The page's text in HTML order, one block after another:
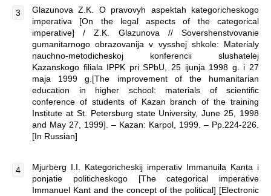
Glazunova Z.K. O pravovyh aspektah kategoricheskogo
imperativa [On the legal aspects of the categorical
imperative] / Z.K. Glazunova // Sovershenstvovanie
gumanitarnogo obrazovanija v vysshej shkole: Materialy
nauchno-metodicheskoj konferencii slushatelej
Kazanskogo filiala IPPK pri SPbU, 25 ijunja 1998 g. i 27
maja 1999 g.[The improvement of the humanitarian
education in higher school: materials of scientific
conference of students of Kazan branch of the training
Institute at St. Petersburg state University, June 25, 1998
and May 27, 1999]. – Kazan: Karpol, 1999. – Pp.224-226.
[In Russian]
Mjurberg I.I. Kategoricheskij imperativ Immanuila Kanta i
ponjatie politicheskogo [The categorical imperative
Immanuel Kant and the concept of the political] [Electronic